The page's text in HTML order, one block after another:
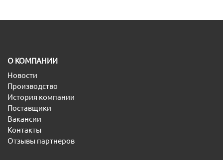
O КОМПАНИИ
Новости
Производство
История компании
Поставщики
Вакансии
Контакты
Отзывы партнеров